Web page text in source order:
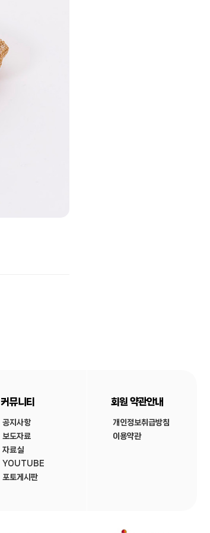
커뮤니티
공지사항
보도자료
자료실
YOUTUBE
포토게시판
회원 약관안내
개인정보취급방침
이용약관